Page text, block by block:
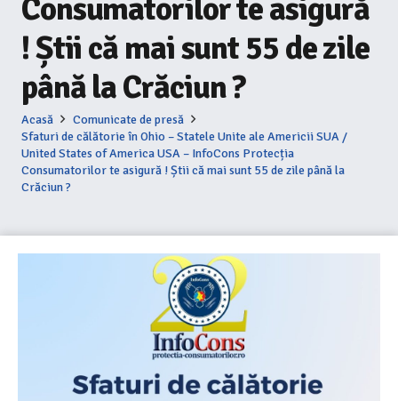
Consumatorilor te asigură
! Știi că mai sunt 55 de zile
până la Crăciun ?
Acasă
Comunicate de presă
Sfaturi de călătorie în Ohio – Statele Unite ale Americii SUA /
United States of America USA – InfoCons Protecția
Consumatorilor te asigură ! Știi că mai sunt 55 de zile până la
Crăciun ?